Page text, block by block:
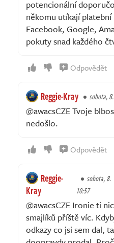
potencionální
někomu utíkají
Facebook, Google,
pokuty snad každého
Odpovědět
Reggie-Kray sobota,
@awacsCZE Tvoje
nedošlo.
Odpovědět
Reggie-
Kray
sobota, 8.
10:57
@awacsCZE Ironie ti
smajlíků příště víc.
odkazy co jsi sem dal,